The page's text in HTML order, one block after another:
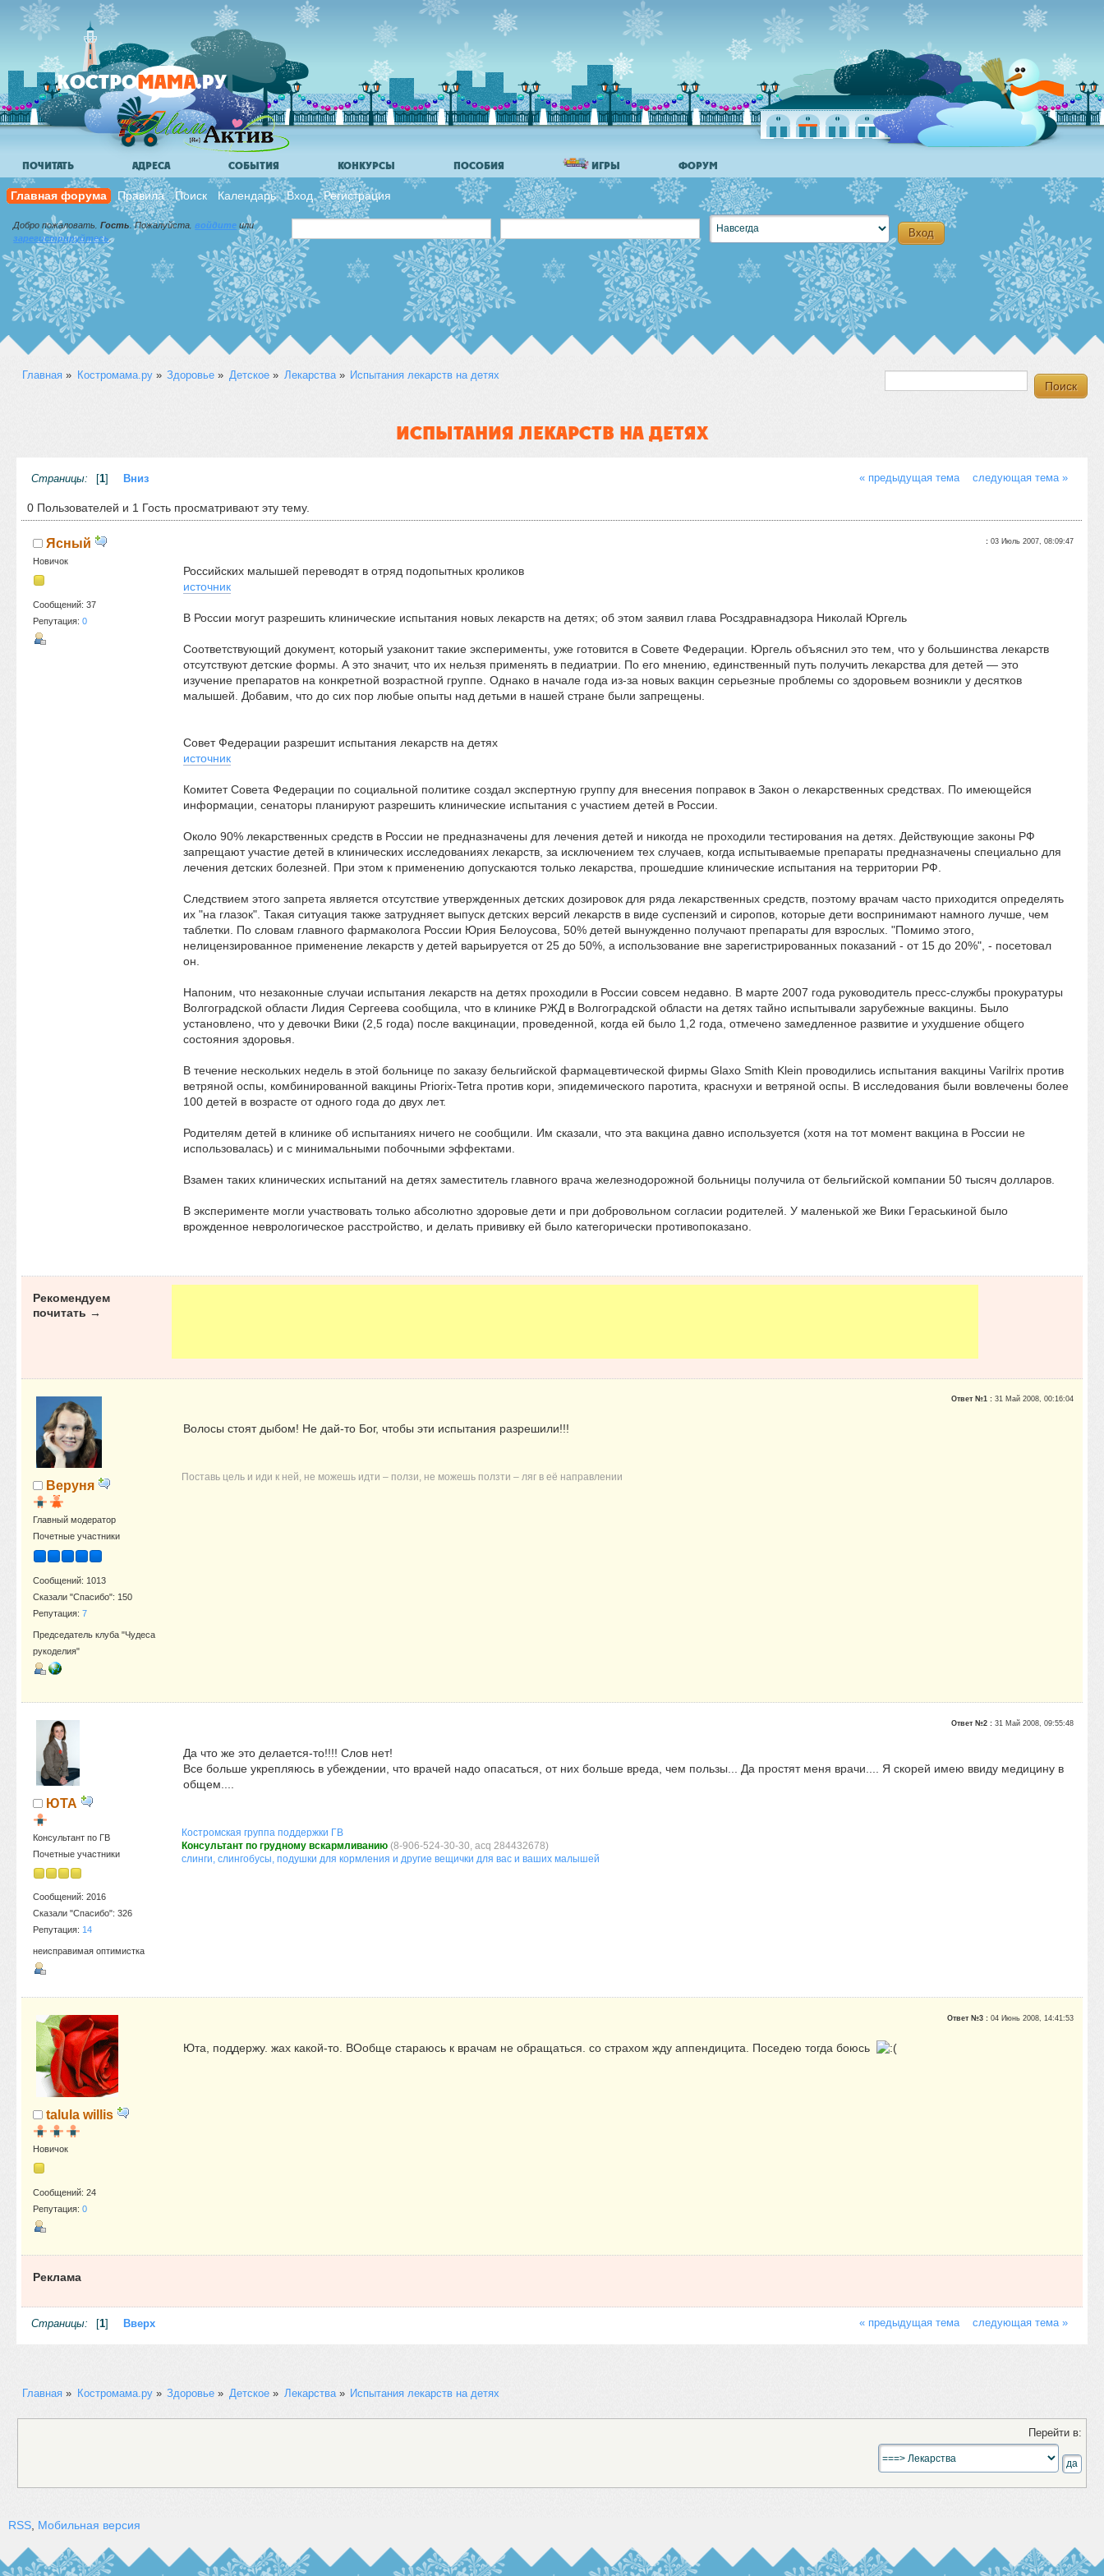
ПОЧИТАТЬ АДРЕСА СОБЫТИЯ КОНКУРСЫ ПОСОБИЯ ИГРЫ ФОРУМ
Главная форума Правила Поиск Календарь Вход Регистрация
Добро пожаловать,Гость. Пожалуйста, войдите или
зарегистрируйтесь.
Главная » Костромама.ру» Здоровье » Детское» Лекарства» Испытания лекарств на детях
ИСПЫТАНИЯ ЛЕКАРСТВ НА ДЕТЯХ
« предыдущая тема следующая тема »
Страницы: 1 Вниз
0 Пользователей и 1 Гость просматривают эту тему.
Ясный
Новичок
Сообщений: 37
Репутация: 0
:03 Июль 2007, 08:09:47
Российских малышей переводят в отряд подопытных кроликов
источник
В России могут разрешить клинические испытания новых лекарств на детях; об этом заявил глава Росздравнадзора Николай Юргель
Соответствующий документ, который узаконит такие эксперименты, уже готовится в Совете Федерации. Юргель объяснил это тем, что у большинства лекарств
отсутствуют детские формы. А это значит, что их нельзя применять в педиатрии. По его мнению, единственный путь получить лекарства для детей — это
изучение препаратов на конкретной возрастной группе. Однако в начале года из-за новых вакцин серьезные проблемы со здоровьем возникли у десятков
малышей. Добавим, что до сих пор любые опыты над детьми в нашей стране были запрещены.
Совет Федерации разрешит испытания лекарств на детях
источник
Комитет Совета Федерации по социальной политике создал экспертную группу для внесения поправок в Закон о лекарственных средствах. По имеющейся
информации, сенаторы планируют разрешить клинические испытания с участием детей в России.
Около 90% лекарственных средств в России не предназначены для лечения детей и никогда не проходили тестирования на детях. Действующие законы РФ
запрещают участие детей в клинических исследованиях лекарств, за исключением тех случаев, когда испытываемые препараты предназначены специально для
лечения детских болезней. При этом к применению допускаются только лекарства, прошедшие клинические испытания на территории РФ.
Следствием этого запрета является отсутствие утвержденных детских дозировок для ряда лекарственных средств, поэтому врачам часто приходится определять
их "на глазок". Такая ситуация также затрудняет выпуск детских версий лекарств в виде суспензий и сиропов, которые дети воспринимают намного лучше, чем
таблетки. По словам главного фармаколога России Юрия Белоусова, 50% детей вынужденно получают препараты для взрослых. "Помимо этого,
нелицензированное применение лекарств у детей варьируется от 25 до 50%, а использование вне зарегистрированных показаний - от 15 до 20%", - посетовал
он.
Напоним, что незаконные случаи испытания лекарств на детях проходили в России совсем недавно. В марте 2007 года руководитель пресс-службы прокуратуры
Волгоградской области Лидия Сергеева сообщила, что в клинике РЖД в Волгоградской области на детях тайно испытывали зарубежные вакцины. Было
установлено, что у девочки Вики (2,5 года) после вакцинации, проведенной, когда ей было 1,2 года, отмечено замедленное развитие и ухудшение общего
состояния здоровья.
В течение нескольких недель в этой больнице по заказу бельгийской фармацевтической фирмы Glaxo Smith Klein проводились испытания вакцины Varilrix против
ветряной оспы, комбинированной вакцины Priorix-Tetra против кори, эпидемического паротита, краснухи и ветряной оспы. В исследования были вовлечены более
100 детей в возрасте от одного года до двух лет.
Родителям детей в клинике об испытаниях ничего не сообщили. Им сказали, что эта вакцина давно используется (хотя на тот момент вакцина в России не
использовалась) и с минимальными побочными эффектами.
Взамен таких клинических испытаний на детях заместитель главного врача железнодорожной больницы получила от бельгийской компании 50 тысяч долларов.
В эксперименте могли участвовать только абсолютно здоровые дети и при добровольном согласии родителей. У маленькой же Вики Гераськиной было
врожденное неврологическое расстройство, и делать прививку ей было категорически противопоказано.
Рекомендуем
почитать →
Веруня
Главный модератор
Почетные участники
Сообщений: 1013
Сказали "Спасибо": 150
Репутация: 7
Председатель клуба "Чудеса
рукоделия"
Ответ №1 :31 Май 2008, 00:16:04
Волосы стоят дыбом! Не дай-то Бог, чтобы эти испытания разрешили!!!
Поставь цель и иди к ней, не можешь идти – ползи, не можешь ползти – ляг в её направлении
ЮТА
Консультант по ГВ
Почетные участники
Сообщений: 2016
Сказали "Спасибо": 326
Репутация: 14
неисправимая оптимистка
Ответ №2 :31 Май 2008, 09:55:48
Да что же это делается-то!!!! Слов нет!
Все больше укрепляюсь в убеждении, что врачей надо опасаться, от них больше вреда, чем пользы... Да простят меня врачи.... Я скорей имею ввиду медицину в
общем....
Костромская группа поддержки ГВ
Консультант по грудному вскармливанию (8-906-524-30-30, acq 284432678)
слинги, слингобусы, подушки для кормления и другие вещички для вас и ваших малышей
talula willis
Новичок
Сообщений: 24
Репутация: 0
Ответ №3 :04 Июнь 2008, 14:41:53
Юта, поддержу. жах какой-то. ВОобще стараюсь к врачам не обращаться. со страхом жду аппендицита. Поседею тогда боюсь
Реклама
« предыдущая тема следующая тема »
Страницы: 1 Вверх
Главная » Костромама.ру» Здоровье » Детское» Лекарства» Испытания лекарств на детях
Перейти в:
RSS Мобильная версия